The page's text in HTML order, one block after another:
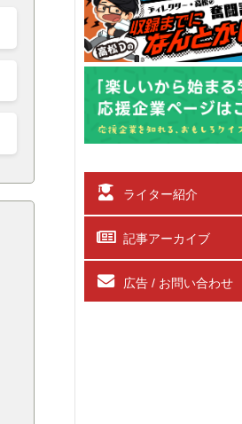
ライター紹介
記事アーカイブ
広告 / お問い合わせ